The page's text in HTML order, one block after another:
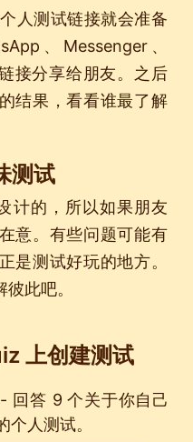
人测试链接就会准备
、Messenger、
接分享给朋友。之后
结果，看看谁最了解
测试
计的，所以如果朋友
意。有些问题可能有
是测试好玩的地方。
此吧。
上创建测试
回答 9 个关于你自己
人测试。